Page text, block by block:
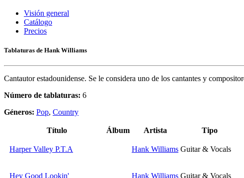
Visión general
Catálogo
Precios
Tablaturas de Hank Williams
Cantautor estadounidense. Se le considera uno de los cantantes y
Número de tablaturas: 6
Géneros: Pop, Country
Título Álbum Artista Tipo
Harper Valley P.T.A Hank Williams Guitar & Vocals
Hey Good Lookin' Hank Williams Guitar & Vocals